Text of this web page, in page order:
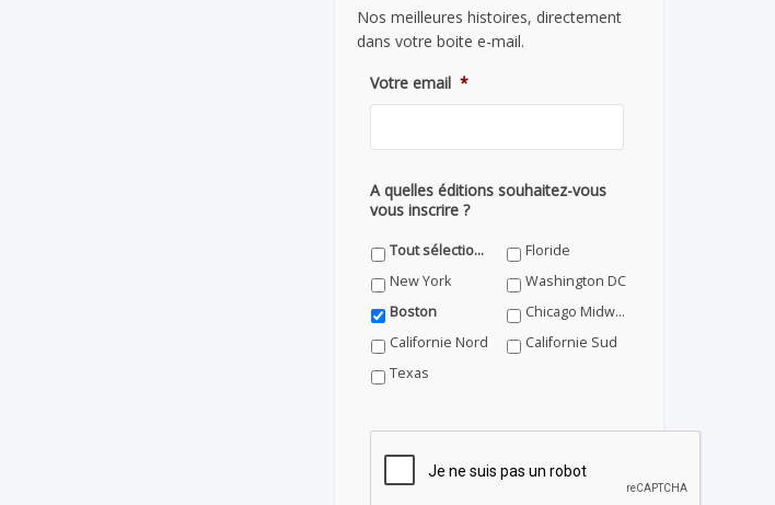
Nos meilleures histoires, directement
dans votre boite e-mail.
Votre email *
A quelles éditions souhaitez-vous
vous inscrire ?
Tout sélectionner
Floride
New York
Washington DC
Boston
Chicago Midwest
Californie Nord
Californie Sud
Texas